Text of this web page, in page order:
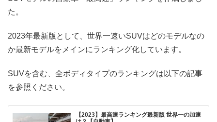
た。
2023年最新版として、世界一速いSUVはどのモデルなの
か最新モデルをメインにランキング化しています。
SUVを含む、全ボディタイプのランキングは以下の記事
を参照ください。
【2023】最高速ランキング最新版 世界一の加速